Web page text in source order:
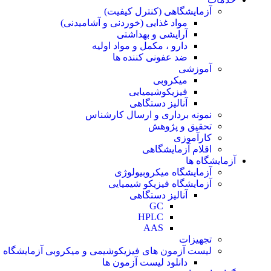
آزمایشگاهی (کنترل کیفیت)
مواد غذایی (خوردنی و آشامیدنی)
آرایشی و بهداشتی
دارو ، مکمل و مواد اولیه
ضد عفونی کننده ها
آموزشی
میکروبی
فیزیکوشیمیایی
آنالیز دستگاهی
نمونه برداری و ارسال کارشناس
تحقیق و پژوهش
کارآموزی
اقلام آزمایشگاهی
آزمایشگاه ها
آزمایشگاه میکروبیولوژی
آزمایشگاه فیزیکو شیمیایی
آنالیز دستگاهی
GC
HPLC
AAS
تجهیزات
لیست آزمون های فیزیکوشیمی و میکروبی آزمایشگاه
دانلود لیست آزمون ها